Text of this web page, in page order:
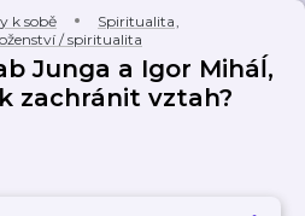
k sobě Spiritualita,
/ spiritualita
Junga a Igor Miháĺ,
zachránit vztah?